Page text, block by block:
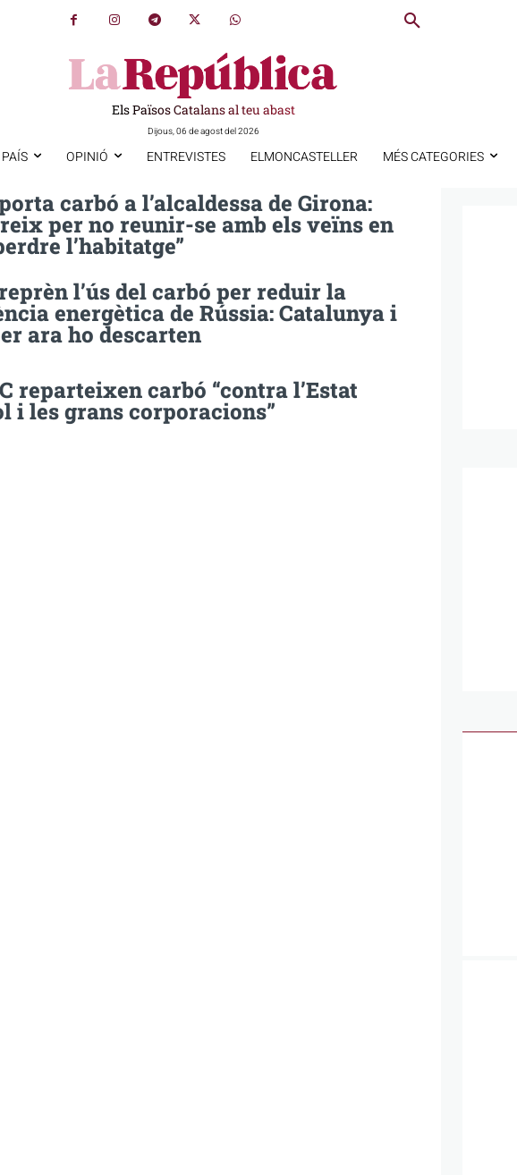
Els Països Catalans al teu abast
Dijous, 06 de agost del 2026
PAÍS OPINIÓ ENTREVISTES ELMONCASTELLER MÉS CATEGORIES
carbó a l’alcaldessa de Girona:
per no reunir-se amb els veïns en
l’habitatge”
l’ús del carbó per reduir la
energètica de Rússia: Catalunya i
ara ho descarten
reparteixen carbó “contra l’Estat
i les grans corporacions”